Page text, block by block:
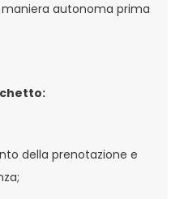
autonoma prima
della prenotazione e